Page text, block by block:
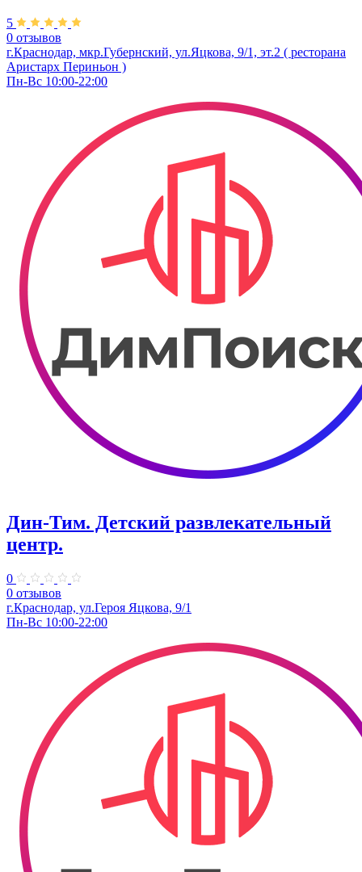
5
0 отзывов
г.Краснодар, мкр.Губернский, ул.Яцкова, 9/1, эт.2 ( ресторана
Аристарх Периньон )
Пн-Вс 10:00-22:00
Дин-Тим. Детский развлекательный
центр.
0
0 отзывов
г.Краснодар, ул.Героя Яцкова, 9/1
Пн-Вс 10:00-22:00